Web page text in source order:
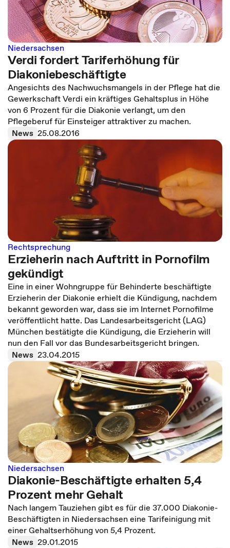
Niedersachsen
Verdi fordert Tariferhöhung für
Diakoniebeschäftigte
Angesichts des Nachwuchsmangels in der Pflege hat die
Gewerkschaft Verdi ein kräftiges Gehaltsplus in Höhe
von 6 Prozent für die Diakonie verlangt, um den
Pflegeberuf für Einsteiger attraktiver zu machen.
News 25.08.2016
Rechtsprechung
Erzieherin nach Auftritt in Pornofilm
gekündigt
Eine in einer Wohngruppe für Behinderte beschäftigte
Erzieherin der Diakonie erhielt die Kündigung, nachdem
bekannt geworden war, dass sie im Internet Pornofilme
veröffentlicht hatte. Das Landesarbeitsgericht (LAG)
München bestätigte die Kündigung, die Erzieherin will
nun den Fall vor das Bundesarbeitsgericht bringen.
News 23.04.2015
Niedersachsen
Diakonie-Beschäftigte erhalten 5,4
Prozent mehr Gehalt
Nach langem Tauziehen gibt es für die 37.000 Diakonie-
Beschäftigten in Niedersachsen eine Tarifeinigung mit
einer Gehaltserhöhung von 5,4 Prozent.
News 29.01.2015